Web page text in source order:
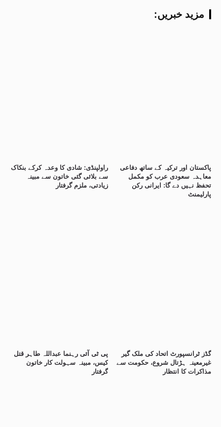
:مزید خبریں
راولپنڈی: شادی کا وعدہ کرکے بنکاک
سے بلائی گئی خاتون سے مبینہ
زیادتی، ملزم گرفتار
پاکستان اور ترکیہ کے ساتھ دفاعی
معاہدہ سعودی عرب کو مکمل
تحفظ نہیں دے گا: ایرانی رکن
پارلیمنٹ
پی ٹی آئی رہنما عبداللہ طاہر قتل
کیس، مبینہ سہولت کار خاتون
گرفتار
گڈز ٹرانسپورٹ اتحاد کی ملک گیر
غیرمعینہ ہڑتال شروع، حکومت سے
مذاکرات کا انتظار